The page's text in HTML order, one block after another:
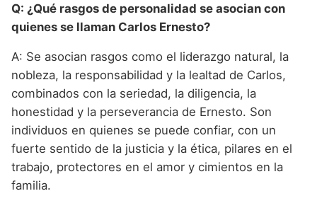
Q: ¿Qué rasgos de personalidad se asocian con
quienes se llaman Carlos Ernesto?
A: Se asocian rasgos como el liderazgo natural, la
nobleza, la responsabilidad y la lealtad de Carlos,
combinados con la seriedad, la diligencia, la
honestidad y la perseverancia de Ernesto. Son
individuos en quienes se puede confiar, con un
fuerte sentido de la justicia y la ética, pilares en el
trabajo, protectores en el amor y cimientos en la
familia.